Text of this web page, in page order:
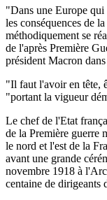
"Dans une Europe qui
les conséquences de
méthodiquement se
de l'après Première
président Macron
"Il faut l'avoir en tête,
"portant la vigueur
Le chef de l'Etat
de la Première guerre
le nord et l'est de la
avant une grande
novembre 1918 à
centaine de dirigeants